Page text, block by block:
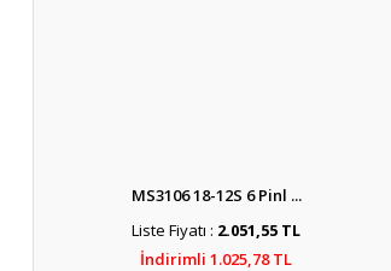
MS3106 18-12S 6 Pinl ...
Liste Fiyatı : 2.051,55 TL
İndirimli 1.025,78 TL